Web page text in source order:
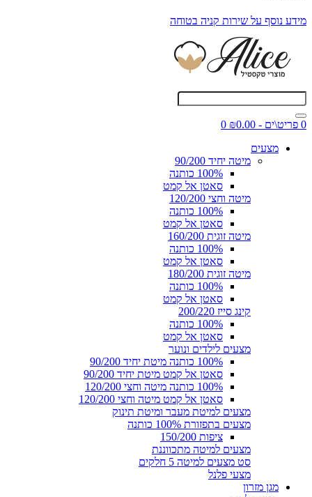
מידע נוסף על שירות קניה בטוחה
0 פריט\ים - ₪0.00
0
מצעים
מיטה יחיד 90/200
100% כותנה
סאטן אל קמט
מיטה וחצי 120/200
100% כותנה
סאטן אל קמט
מיטה זוגית 160/200
100% כותנה
סאטן אל קמט
מיטה זוגית 180/200
100% כותנה
סאטן אל קמט
קינג סייז 200/220
100% כותנה
סאטן אל קמט
מצעים לילדים ונוער
100% כותנה מיטת יחיד 90/200
סאטן אל קמט מיטת יחיד 90/200
100% כותנה מיטה וחצי 120/200
סאטן אל קמט מיטה וחצי 120/200
מצעים למיטת מעבר ומיטת תינוק
מצעים בתפזורת 100% כותנה
ציפות 150/200
מצעים למיטה מתכווננת
סט מצעים למיטה 5 חלקים
מצעי פלנל
מגן מזרון